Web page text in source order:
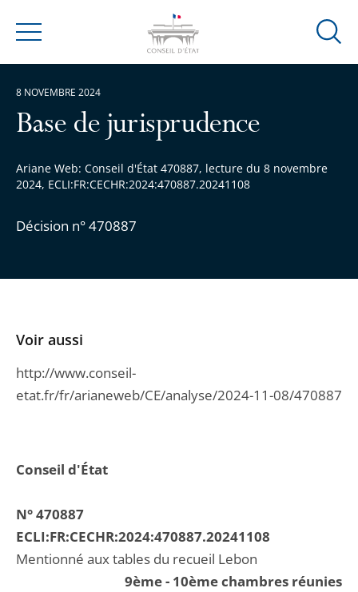
Menu
Ouvrir
Base de jurisprudence
Ariane Web: Conseil d'État 470887, lecture du 8 novembre
2024, ECLI:FR:CECHR:2024:470887.20241108
Décision n° 470887
8 NOVEMBRE 2024
Conseil d'État
N° 470887
ECLI:FR:CECHR:2024:470887.20241108
Mentionné aux tables du recueil Lebon
9ème - 10ème chambres réunies
Voir aussi
http://www.conseil-
etat.fr/fr/arianeweb/CE/analyse/2024-11-08/470887